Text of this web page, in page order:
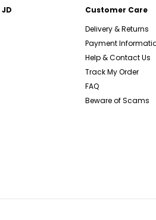
Customer Care
Delivery & Returns
Payment
Help & Contact Us
Track My Order
FAQ
Beware of Scams